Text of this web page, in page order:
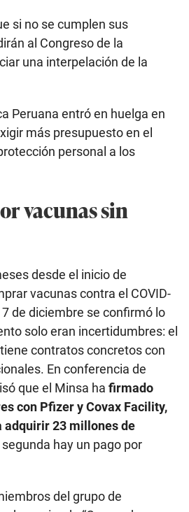
si no se cumplen sus
al Congreso de la
una interpelación de la
Peruana entró en huelga en
más presupuesto en el
personal a los
vacunas sin
desde el inicio de
vacunas contra el COVID-
de diciembre se confirmó lo
solo eran incertidumbres: el
contratos concretos con
En conferencia de
que el Minsa ha firmado
con Pfizer y Covax Facility,
adquirir 23 millones de
hay un pago por
del grupo de